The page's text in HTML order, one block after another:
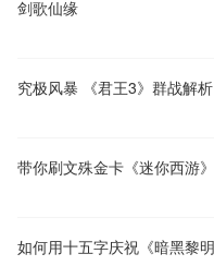
剑歌仙缘
究极风暴 《君王3》群战解析